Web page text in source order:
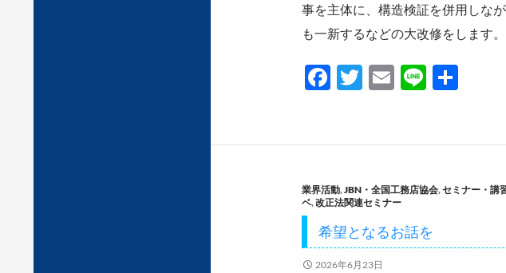
事を主体に、構造検証を併用しな
も一新するなどの大改修をします。
F
b
o
o
k
T
er
E
Li
業界活動,JBN・全国工務店協会,セミナー・講
ベ,改正法関連セミナー
希望となるお話を
2026年6月23日